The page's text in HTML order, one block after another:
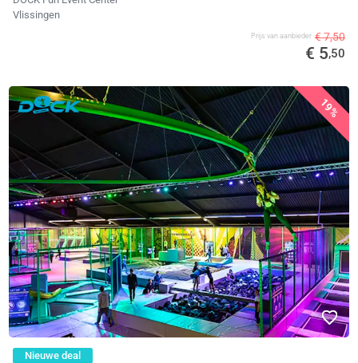
Vlissingen
Prijs van aanbieder € 7,50
€ 5,50
19%
Nieuwe deal